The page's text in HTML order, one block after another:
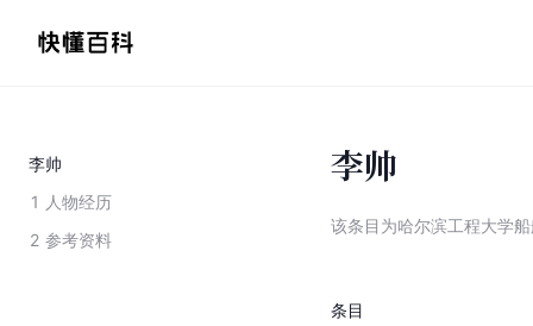
李帅
1 人物经历
2 参考资料
李帅
该条目为哈尔滨工程大学
条目